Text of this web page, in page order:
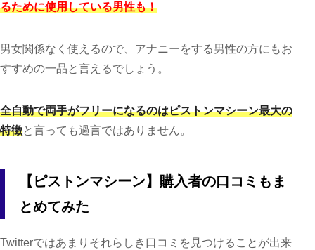
るために使用している男性も！
男女関係なく使えるので、アナニーをする男性の方にもお
すすめの一品と言えるでしょう。
全自動で両手がフリーになるのはピストンマシーン最大の
特徴と言っても過言ではありません。
【ピストンマシーン】購入者の口コミもま
とめてみた
Twitterではあまりそれらしき口コミを見つけることが出来